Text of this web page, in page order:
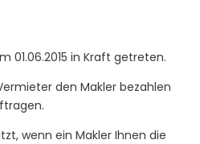
01.06.2015 in Kraft getreten.
den Makler bezahlen
wenn ein Makler Ihnen die